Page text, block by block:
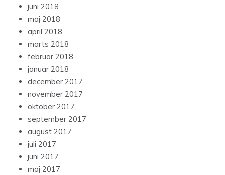
juni 2018
maj 2018
april 2018
marts 2018
februar 2018
januar 2018
december 2017
november 2017
oktober 2017
september 2017
august 2017
juli 2017
juni 2017
maj 2017